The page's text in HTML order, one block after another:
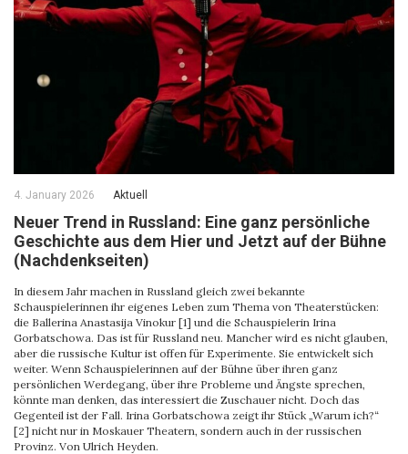
4. January 2026 Aktuell
Neuer Trend in Russland: Eine ganz persönliche
Geschichte aus dem Hier und Jetzt auf der Bühne
(Nachdenkseiten)
In diesem Jahr machen in Russland gleich zwei bekannte
Schauspielerinnen ihr eigenes Leben zum Thema von Theaterstücken:
die Ballerina Anastasija Vinokur [1] und die Schauspielerin Irina
Gorbatschowa. Das ist für Russland neu. Mancher wird es nicht glauben,
aber die russische Kultur ist offen für Experimente. Sie entwickelt sich
weiter. Wenn Schauspielerinnen auf der Bühne über ihren ganz
persönlichen Werdegang, über ihre Probleme und Ängste sprechen,
könnte man denken, das interessiert die Zuschauer nicht. Doch das
Gegenteil ist der Fall. Irina Gorbatschowa zeigt ihr Stück „Warum ich?“
[2] nicht nur in Moskauer Theatern, sondern auch in der russischen
Provinz. Von Ulrich Heyden.